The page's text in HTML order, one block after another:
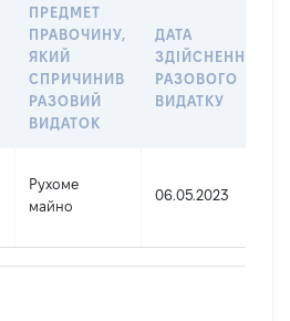
ПРЕДМЕТ
ПРАВОЧИНУ,
ЯКИЙ
СПРИЧИНИВ
РАЗОВИЙ
ВИДАТОК
ДАТА
ЗДІЙСНЕННЯ
РАЗОВОГО
ВИДАТКУ
Рухоме
майно
06.05.2023